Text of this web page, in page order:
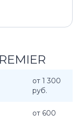
от 1 300
руб.
от 600